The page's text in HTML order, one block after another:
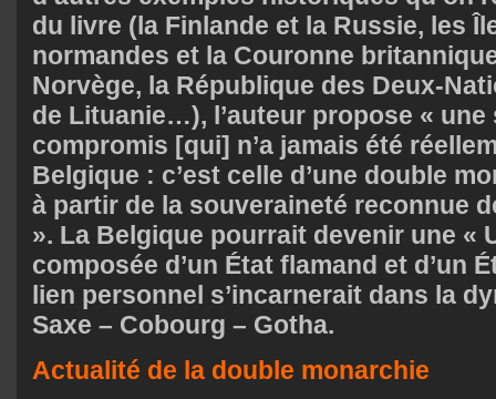
du livre (la Finlande et la Russie, les
normandes et la Couronne
Norvège, la République des Deux-
de Lituanie…), l’auteur propose «
compromis [qui] n’a jamais été
Belgique : c’est celle d’une double
à partir de la souveraineté reconnue
». La Belgique pourrait devenir une «
composée d’un État flamand et d’un
lien personnel s’incarnerait dans la
Saxe – Cobourg – Gotha.
Actualité de la double monarchie